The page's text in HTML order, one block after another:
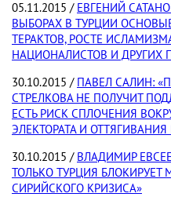
05.11.2015 / ЕВГЕНИЙ
ВЫБОРАХ В ТУРЦИИ
ТЕРАКТОВ, РОСТЕ
НАЦИОНАЛИСТОВ И ДРУГИХ
30.10.2015 / ПАВЕЛ САЛИН:
СТРЕЛКОВА НЕ ПОЛУЧИТ
ЕСТЬ РИСК СПЛОЧЕНИЯ
ЭЛЕКТОРАТА И
30.10.2015 / ВЛАДИМИР
ТОЛЬКО ТУРЦИЯ БЛОКИРУЕТ
СИРИЙСКОГО КРИЗИСА»